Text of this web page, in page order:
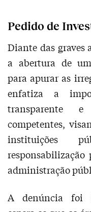
Pedido de
Diante das graves
a abertura de
para apurar as
enfatiza a
transparente
competentes,
instituições
administração
A denúncia foi